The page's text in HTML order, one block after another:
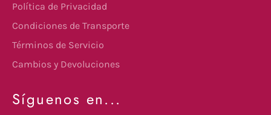
Política de Privacidad
Condiciones de Transporte
Términos de Servicio
Cambios y Devoluciones
Síguenos en...